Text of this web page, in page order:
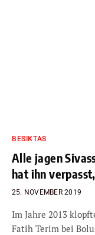
BESIKTAS
Alle jagen
hat ihn
25. NOVEMBER 2019
Im Jahre 2013
Fatih Terim bei